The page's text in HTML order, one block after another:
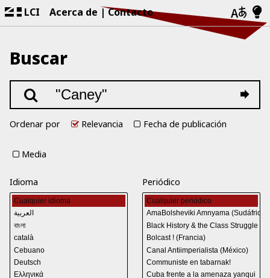
LCI Acerca de Contacto
Buscar
Ordenar por Relevancia Fecha de publicación
Media
Idioma Periódico